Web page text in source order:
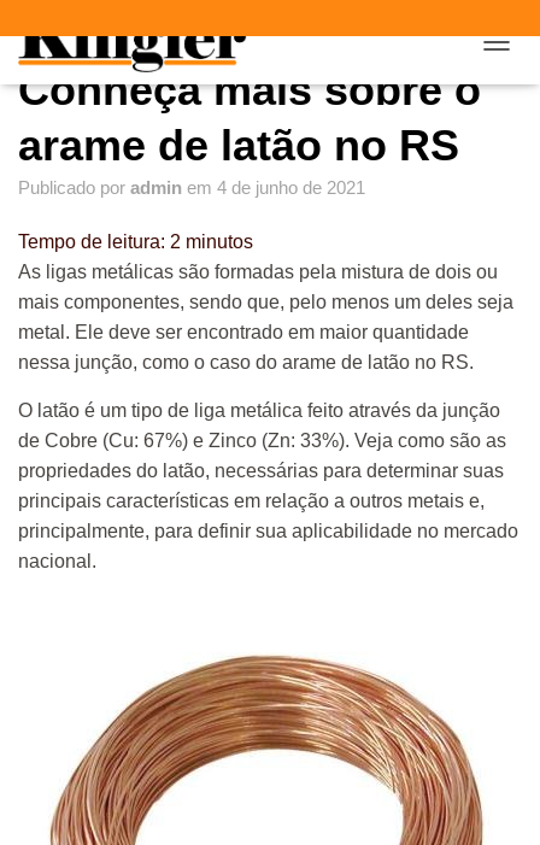
L
A
E
Ã
Conheça mais sobre o
arame de latão no RS
Publicado por admin em 4 de junho de 2021
Tempo de leitura: 2 minutos
As ligas metálicas são formadas pela mistura de dois ou
mais componentes, sendo que, pelo menos um deles seja
metal. Ele deve ser encontrado em maior quantidade
nessa junção, como o caso do arame de latão no RS.
O latão é um tipo de liga metálica feito através da junção
de Cobre (Cu: 67%) e Zinco (Zn: 33%). Veja como são as
propriedades do latão, necessárias para determinar suas
principais características em relação a outros metais e,
principalmente, para definir sua aplicabilidade no mercado
nacional.